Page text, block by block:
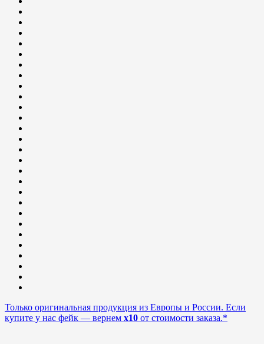
Только оригинальная продукция из Европы и России. Если
купите у нас фейк — вернем x10 от стоимости заказа.*